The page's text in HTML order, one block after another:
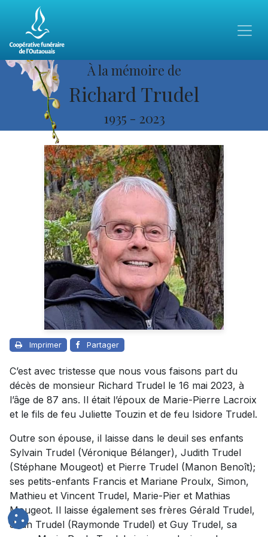
À la mémoire de
Richard Trudel
1935 - 2023
Imprimer Partager
C’est avec tristesse que nous vous faisons part du
décès de monsieur Richard Trudel le 16 mai 2023, à
l’âge de 87 ans. Il était l’époux de Marie-Pierre Lacroix
et le fils de feu Juliette Touzin et de feu Isidore Trudel.
Outre son épouse, il laisse dans le deuil ses enfants
Sylvain Trudel (Véronique Bélanger), Judith Trudel
(Stéphane Mougeot) et Pierre Trudel (Manon Benoît);
ses petits-enfants Francis et Mariane Proulx, Simon,
Mathieu et Vincent Trudel, Marie-Pier et Mathias
Mougeot. Il laisse également ses frères Gérald Trudel,
Jean Trudel (Raymonde Trudel) et Guy Trudel, sa